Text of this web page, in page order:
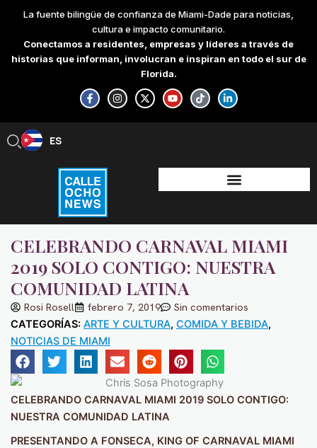
content
La fuente bilingüe de confianza de Miami-Dade para noticias,
cultura e impacto comunitario.
Conectamos a residentes, empresas y líderes a través de
historias que informan, involucran e inspiran en todo el sur de
Florida.
F
a
c
e
-
f
I
n
s
t
X
-
t
w
Y
o
u
t
T
i
k
t
L
i
n
k
-
i
n
ES
EN
CELEBRANDO CARNAVAL MIAMI
2019 SOLO CONTIGO: NUESTRA
COMUNIDAD LATINA
Rosi Rosell febrero 7, 2019 Sin comentarios
CATEGORÍAS: ARTE Y CULTURA, COMIDA Y BEBIDA,
NOTICIAS DE MIAMI
CELEBRANDO CARNAVAL MIAMI 2019 SOLO CONTIGO:
NUESTRA COMUNIDAD LATINA
PRESENTANDO A FONSECA, KING OF CARNAVAL MIAMI